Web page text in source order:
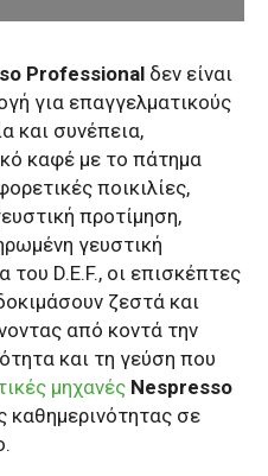
Professional δεν είναι
για επαγγελματικούς
και συνέπεια,
καφέ με το πάτημα
ποικιλίες,
προτίμηση,
γευστική
του D.E.F., οι επισκέπτες
ζεστά και
από κοντά την
και τη γεύση που
μηχανές Nespresso
καθημερινότητας σε